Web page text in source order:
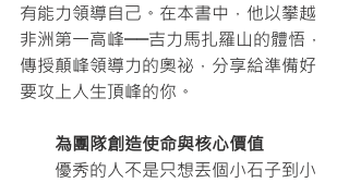
有能力領導自己。在本書中，他以攀越
非洲第一高峰──吉力馬扎羅山的體悟，
傳授顛峰領導力的奧祕，分享給準備好
要攻上人生頂峰的你。
為團隊創造使命與核心價值
優秀的人不是只想丟個小石子到小